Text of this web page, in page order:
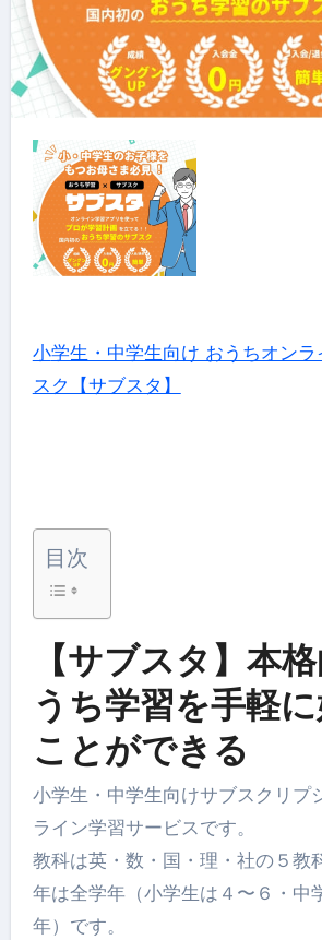
小学生・中学生向け おうちオンライン学習のサブ
スク【サブスタ】
目次
【サブスタ】本
うち学習を手軽
ことができる
小学生・中学生向けサブスクリプ
ライン学習サービスです。
教科は英・数・国・理・社の５教
年は全学年（小学生は４〜６・中
年）です。